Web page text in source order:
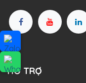
HỖ TRỢ